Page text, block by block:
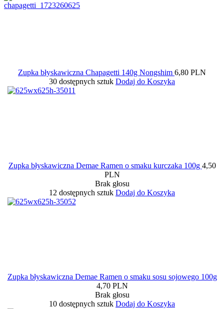
Zupka błyskawiczna Chapagetti 140g Nongshim 6,80 PLN
30 dostępnych sztuk Dodaj do Koszyka
Zupka błyskawiczna Demae Ramen o smaku kurczaka 100g 4,50
PLN
Brak głosu
12 dostępnych sztuk Dodaj do Koszyka
Zupka błyskawiczna Demae Ramen o smaku sosu sojowego 100g
4,70 PLN
Brak głosu
10 dostępnych sztuk Dodaj do Koszyka